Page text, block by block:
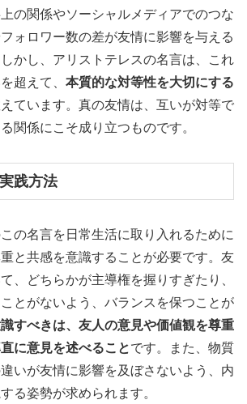
の関係やソーシャルメディアでのつな
ォロワー数の差が友情に影響を与える
かし、アリストテレスの名言は、これ
超えて、 本質的な対等性を大切にする
ています。真の友情は、互いが対等で
関係にこそ成り立つものです。
践方法
の名言を日常生活に取り入れるために
と共感を意識することが必要です。友
、どちらかが主導権を握りすぎたり、
とがないよう、バランスを保つことが
すべきは、友人の意見や価値観を尊重
に意見を述べることです。また、物質
いが友情に影響を及ぼさないよう、内
る姿勢が求められます。